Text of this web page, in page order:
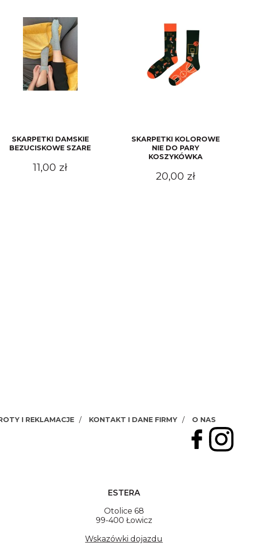
SKARPETKI DAMSKIE
BEZUCISKOWE SZARE
11,00 zł
SKARPETKI KOLOROWE
NIE DO PARY
KOSZYKÓWKA
20,00 zł
I REKLAMACJE KONTAKT I DANE FIRMY O NAS
ESTERA
Otolice 68
99-400 Łowicz
Wskazówki dojazdu